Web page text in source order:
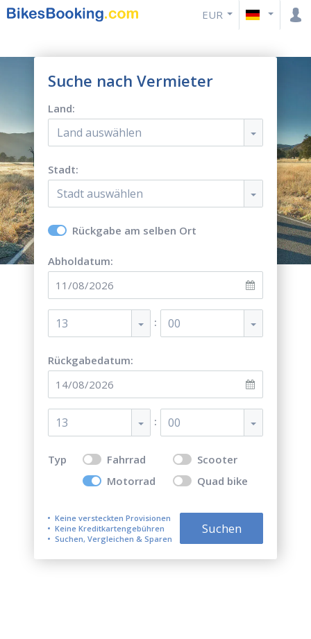
EUR
Suche nach Vermieter
Land:
Land auswählen
Stadt:
Stadt auswählen
Rückgabe am selben Ort
Abholdatum:
13 : 00
Rückgabedatum:
13 : 00
Typ Fahrrad
Scooter
Motorrad
Quad bike
Keine versteckten Provisionen
Keine Kreditkartengebühren
Suchen, Vergleichen & Sparen
Suchen